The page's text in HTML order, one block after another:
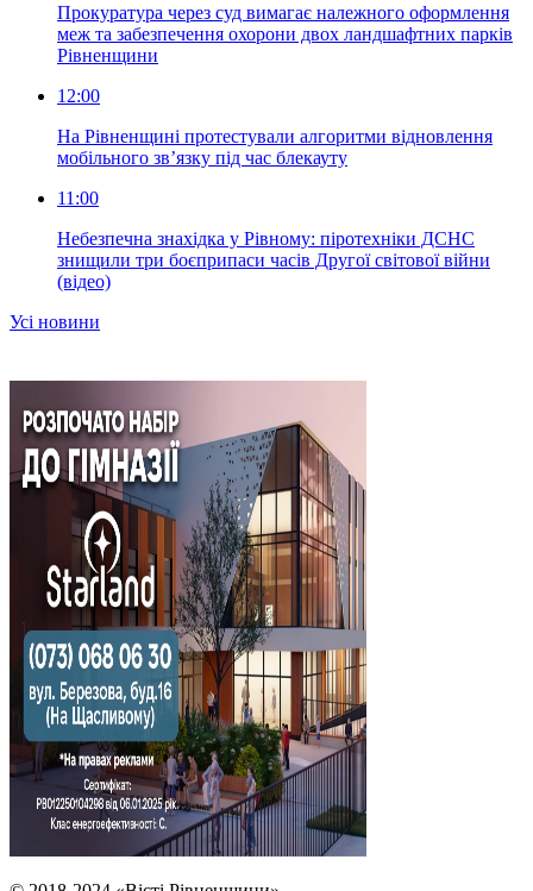
Прокуратура через суд вимагає належного оформлення
меж та забезпечення охорони двох ландшафтних парків
Рівненщини
12:00
На Рівненщині протестували алгоритми відновлення
мобільного зв’язку під час блекауту
11:00
Небезпечна знахідка у Рівному: піротехніки ДСНС
знищили три боєприпаси часів Другої світової війни
(відео)
Усi новини